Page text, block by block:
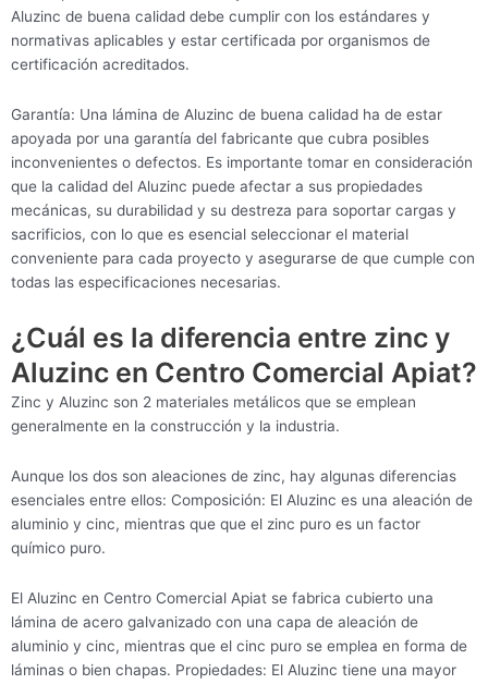
Aluzinc de buena calidad debe cumplir con los estándares y
normativas aplicables y estar certificada por organismos de
certificación acreditados.
Garantía: Una lámina de Aluzinc de buena calidad ha de estar
apoyada por una garantía del fabricante que cubra posibles
inconvenientes o defectos. Es importante tomar en consideración
que la calidad del Aluzinc puede afectar a sus propiedades
mecánicas, su durabilidad y su destreza para soportar cargas y
sacrificios, con lo que es esencial seleccionar el material
conveniente para cada proyecto y asegurarse de que cumple con
todas las especificaciones necesarias.
¿Cuál es la diferencia entre zinc y
Aluzinc en Centro Comercial Apiat?
Zinc y Aluzinc son 2 materiales metálicos que se emplean
generalmente en la construcción y la industria.
Aunque los dos son aleaciones de zinc, hay algunas diferencias
esenciales entre ellos: Composición: El Aluzinc es una aleación de
aluminio y cinc, mientras que que el zinc puro es un factor
químico puro.
El Aluzinc en Centro Comercial Apiat se fabrica cubierto una
lámina de acero galvanizado con una capa de aleación de
aluminio y cinc, mientras que el cinc puro se emplea en forma de
láminas o bien chapas. Propiedades: El Aluzinc tiene una mayor